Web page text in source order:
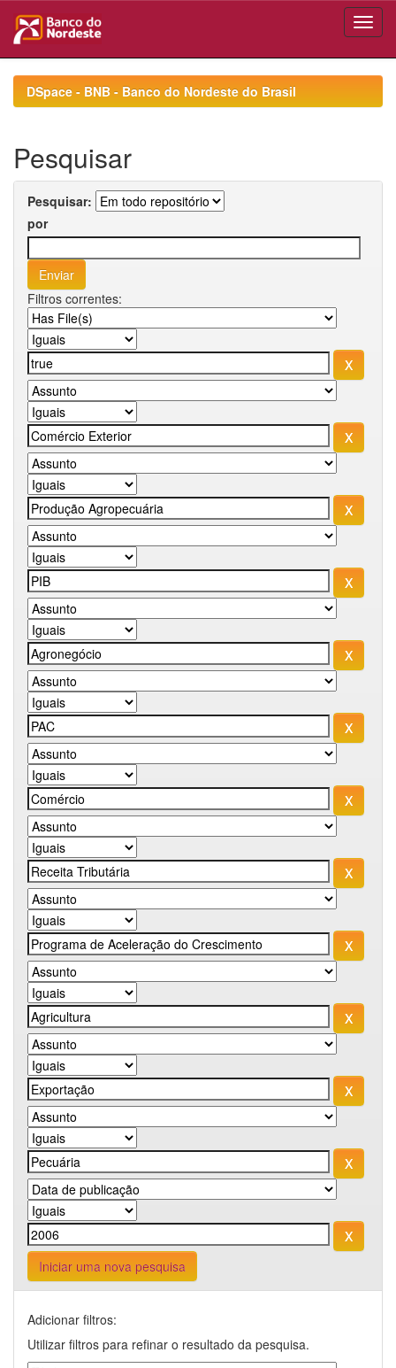
navigationDSpace - BNB - Banco do Nordeste do Brasil
Pesquisar
Pesquisar:
por
Filtros correntes:
Iniciar uma nova pesquisa
Adicionar filtros:
Utilizar filtros para refinar o resultado da pesquisa.